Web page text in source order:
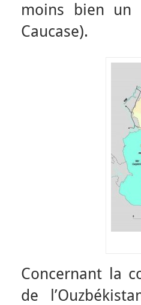
moins bien un
Caucase).
Concernant la
de